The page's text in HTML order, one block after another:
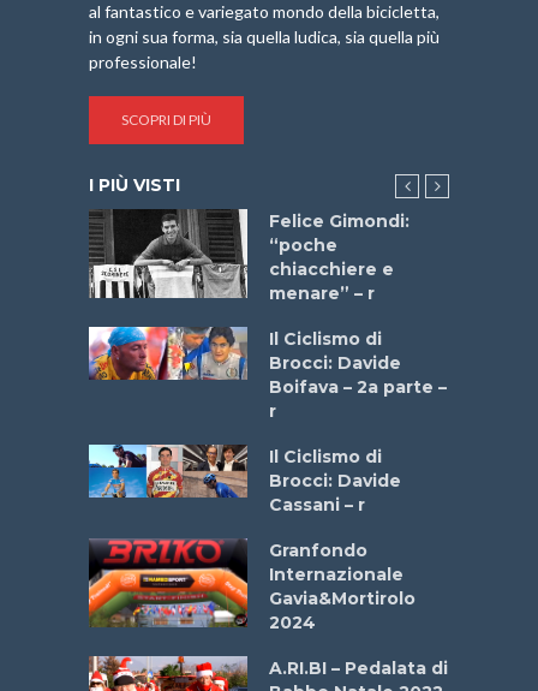
al fantastico e variegato mondo della bicicletta,
in ogni sua forma, sia quella ludica, sia quella più
professionale!
SCOPRI DI PIÙ
I PIÙ VISTI
Felice Gimondi:
“poche
chiacchiere e
menare” – r
Il Ciclismo di
Brocci: Davide
Boifava – 2a parte –
r
Il Ciclismo di
Brocci: Davide
Cassani – r
Granfondo
Internazionale
Gavia&Mortirolo
2024
A.RI.BI – Pedalata di